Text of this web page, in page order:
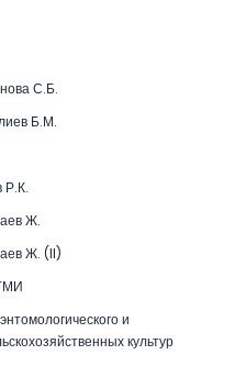
С.Б.
Б.М.
Р.К.
Ж.
Ж. (II)
и
культур